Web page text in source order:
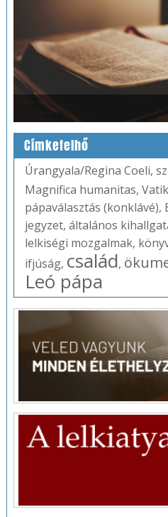
Címkefelhő
Úrangyala/Regina Coeli,
Magnifica humanitas,
pápaválasztás (konklávé),
jegyzet, általános
lelkiségi mozgalmak,
ifjúság, család,
Leó pápa